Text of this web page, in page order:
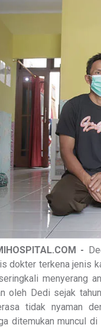
-
dokter terkena jenis
menyerang
oleh Dedi sejak
tidak nyaman
ditemukan muncul